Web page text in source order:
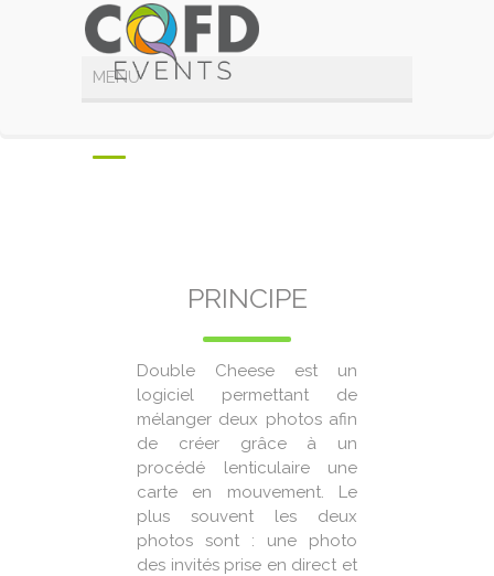
PRINCIPE
Double Cheese est un
logiciel permettant de
mélanger deux photos afin
de créer grâce à un
procédé lenticulaire une
carte en mouvement. Le
plus souvent les deux
photos sont : une photo
des invités prise en direct et